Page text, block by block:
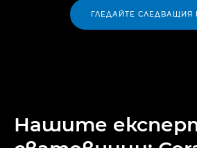
ГЛЕДАЙТЕ СЛЕДВАЩИЯ
Нашите